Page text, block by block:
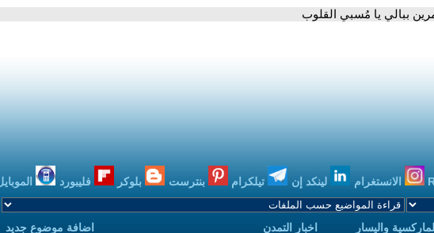
ببالي يا مُسبي القلوب
الانستغرام لينكد إن تيلكرام بنترست بلوكر فليبورد
واليسار اخبار التمدن اضافة موضوع جديد